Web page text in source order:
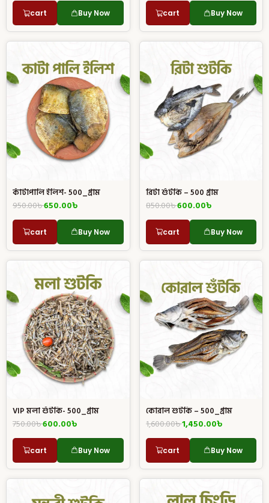
cart Buy Now cart Buy Now
কাঁটাপালি ইলিশ- 500_গ্রাম
950.00৳650.00৳
cart Buy Now
রিটা শুঁটকি – 500 গ্রাম
850.00৳600.00৳
cart Buy Now
VIP মলা শুঁটকি- 500_গ্রাম
750.00৳600.00৳
cart Buy Now
কোরাল শুটকি – 500_গ্রাম
1,600.00৳1,450.00৳
cart Buy Now